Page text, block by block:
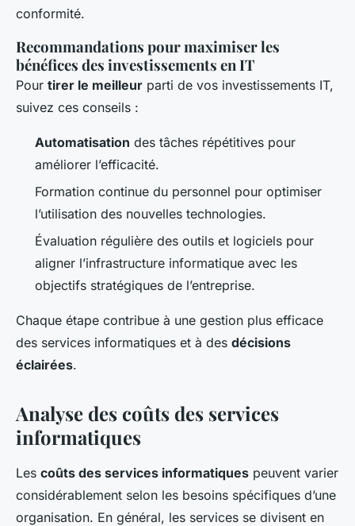
conformité.
Recommandations pour maximiser les
bénéfices des investissements en IT
Pour tirer le meilleur parti de vos investissements IT,
suivez ces conseils :
Automatisation des tâches répétitives pour
améliorer l’efficacité.
Formation continue du personnel pour optimiser
l’utilisation des nouvelles technologies.
Évaluation régulière des outils et logiciels pour
aligner l’infrastructure informatique avec les
objectifs stratégiques de l’entreprise.
Chaque étape contribue à une gestion plus efficace
des services informatiques et à des décisions
éclairées.
Analyse des coûts des services
informatiques
Les coûts des services informatiques peuvent varier
considérablement selon les besoins spécifiques d’une
organisation. En général, les services se divisent en